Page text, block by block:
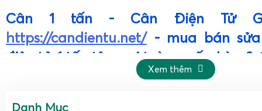
Danh Mục
Cân 1 tấn - Cân Điện Tử
https://candientu.net/- mua bán
điện tử 1 tấn tận nơi toàn quốc, Lào &
tấn
Xem thêm